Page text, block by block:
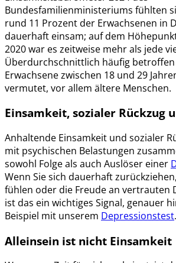
Bundesfamilienministeriums fühlten
rund 11 Prozent der Erwachsenen in
dauerhaft einsam; auf dem
2020 war es zeitweise mehr als jede
Überdurchschnittlich häufig
Erwachsene zwischen 18 und 29
vermutet, vor allem ältere Menschen.
Einsamkeit, sozialer Rückzug
Anhaltende Einsamkeit und sozialer
mit psychischen Belastungen
sowohl Folge als auch Auslöser einer
Wenn Sie sich dauerhaft
fühlen oder die Freude an vertrauten
ist das ein wichtiges Signal, genauer
Beispiel mit unserem Depressionstest.
Alleinsein ist nicht Einsamkeit